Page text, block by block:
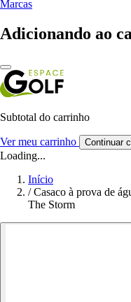
Marcas
Adicionando ao
Subtotal do carrinho
Ver meu carrinho Continuar
Loading...
Início
/ Casaco à prova de
The Storm